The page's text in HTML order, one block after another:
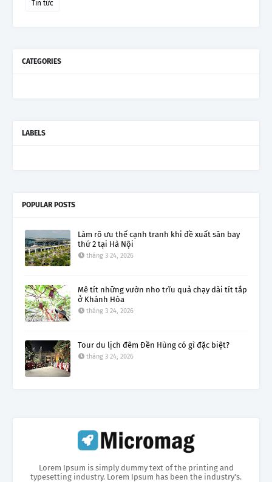
Tin tức
CATEGORIES
LABELS
POPULAR POSTS
Làm rõ ưu thế cạnh tranh khi đề xuất sân bay
thứ 2 tại Hà Nội
tháng 3 24, 2026
Mê tít những vườn nho trĩu quả chạy dài tít tắp
ở Khánh Hòa
tháng 3 24, 2026
Tour du lịch đêm Đền Hùng có gì đặc biệt?
tháng 3 24, 2026
Lorem Ipsum is simply dummy text of the printing and
typesetting industry. Lorem Ipsum has been the industry's.